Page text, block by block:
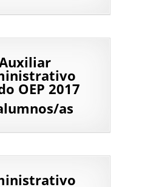
OEP 2017
as